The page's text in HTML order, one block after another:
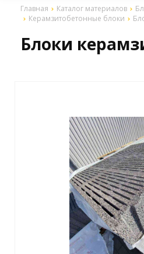
Главная Каталог материалов
Керамзитобетонные блоки
Блоки